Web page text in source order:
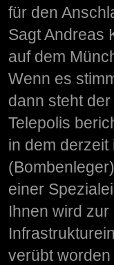
für den
Sagt Andreas
auf dem
Wenn es
dann steht
Telepolis
in dem
einer
Ihnen wird
verübt